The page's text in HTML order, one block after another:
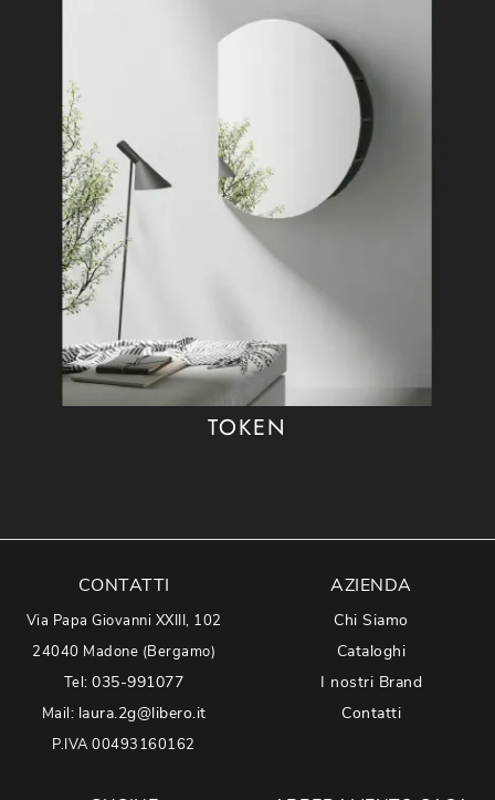
TOKEN
CONTATTI
Via Papa Giovanni XXIII, 102
24040 Madone (Bergamo)
Tel:035-991077
Mail: laura.2g@libero.it
P.IVA 00493160162
AZIENDA
Chi Siamo
Cataloghi
I nostri Brand
Contatti